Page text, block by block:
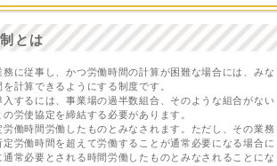
とは
に従事し、かつ労働時間の計算が困難な場合には、みな
計算できるようにする制度です。
するには、事業場の過半数組合、そのような組合がない
労使協定を締結する必要があります。
働時間労働したものとみなされます。ただし、その業務
労働時間を超えて労働することが通常必要になる場合に
常必要とされる時間労働したものとみなされることにな